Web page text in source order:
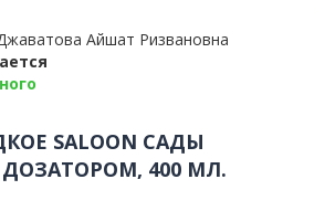
Айшат Ризвановна
SALOON САДЫ
400 МЛ.